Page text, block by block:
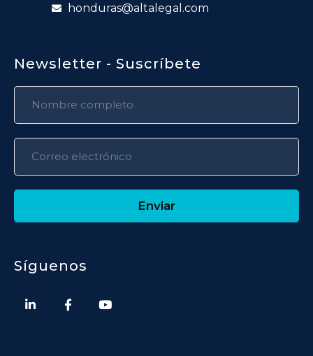
honduras@altalegal.com
Newsletter - Suscríbete
Enviar
Síguenos